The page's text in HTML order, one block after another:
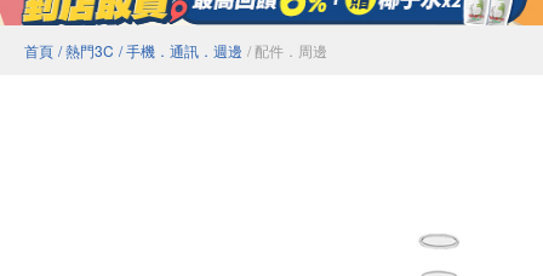
首頁 / 熱門3C / 手機．通訊．週邊 / 配件．周邊